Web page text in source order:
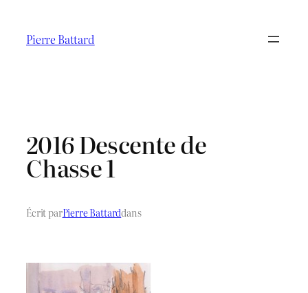
contenu
Pierre Battard
2016 Descente de
Chasse 1
Écrit parPierre Battarddans